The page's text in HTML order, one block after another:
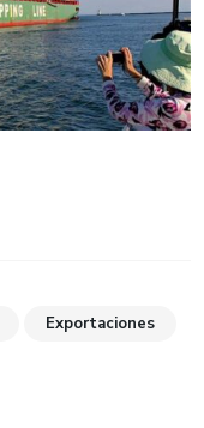
Exportaciones